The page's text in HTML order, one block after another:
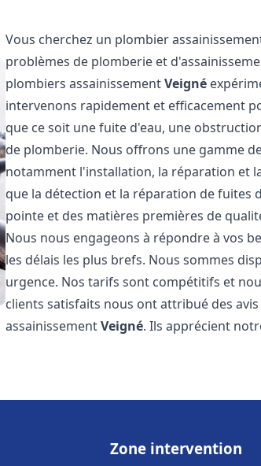
Vous cherchez un plombier
problèmes de plomberie et
plombiers assainissementVeigné
intervenons rapidement et efficacement
que ce soit une fuite d'eau, une
de plomberie. Nous offrons une gamme
notamment l'installation, la réparation et
que la détection et la réparation de fuites
pointe et des matières premières de
Nous nous engageons à répondre à vos
les délais les plus brefs. Nous sommes
urgence. Nos tarifs sont compétitifs et
clients satisfaits nous ont attribué des
assainissementVeigné. Ils apprécient
Zone intervention